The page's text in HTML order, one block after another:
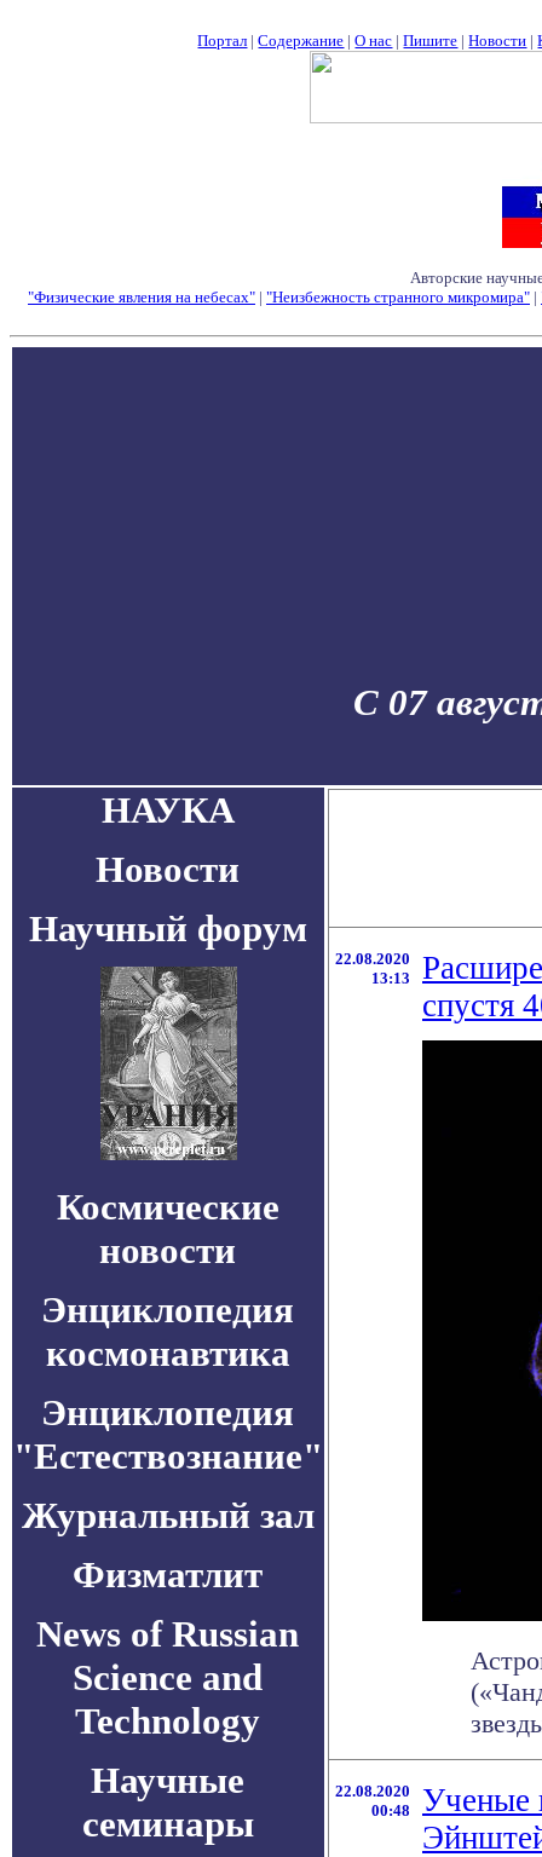
Портал |Содержание |О нас |Пишите |Новости |
Авторские
"Физические явления на небесах" | "Неизбежность странного микромира" |
С 07
НАУКА
Новости
Научный форум
Космические
новости
Энциклопедия
космонавтика
Энциклопедия
"Естествознание"
Журнальный зал
Физматлит
News of Russian
Science and
Technology
Научные
семинары
22.08.2020
13:13
спустя
22.08.2020
00:48
Ученые